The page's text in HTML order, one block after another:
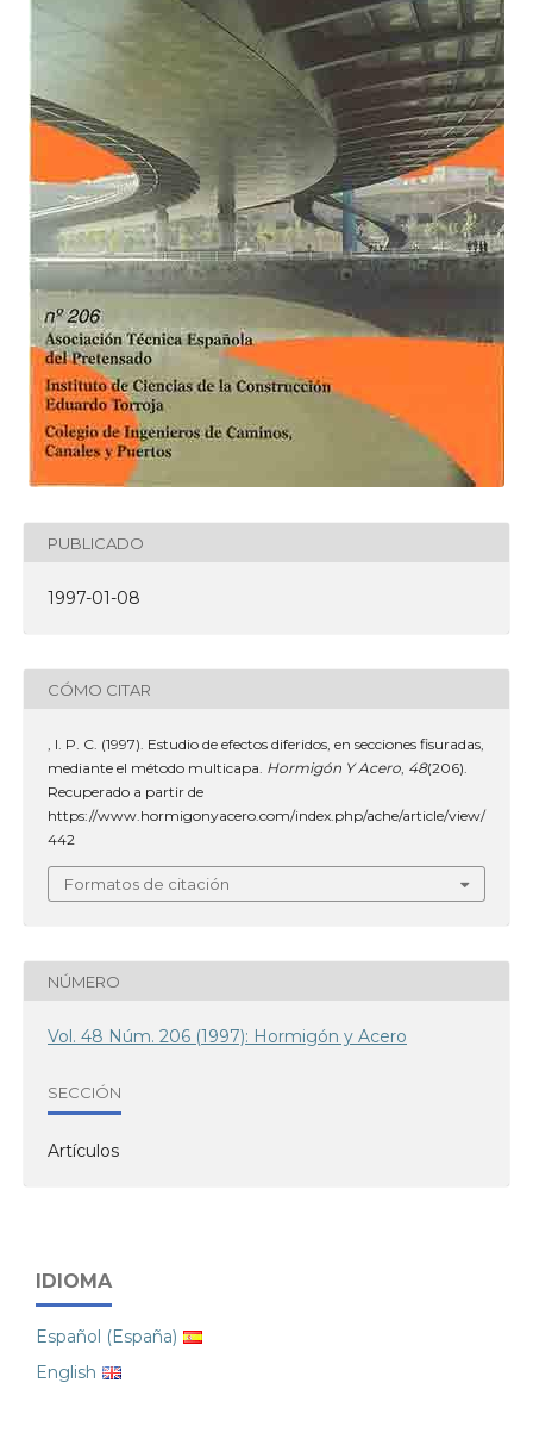
PUBLICADO
1997-01-08
CÓMO CITAR
, I. P. C. (1997). Estudio de efectos diferidos, en secciones fisuradas,
mediante el método multicapa. Hormigón Y Acero, 48(206).
Recuperado a partir de
https://www.hormigonyacero.com/index.php/ache/article/view/
442
Formatos de citación
NÚMERO
Vol. 48 Núm. 206 (1997): Hormigón y Acero
SECCIÓN
Artículos
IDIOMA
Español (España)
English